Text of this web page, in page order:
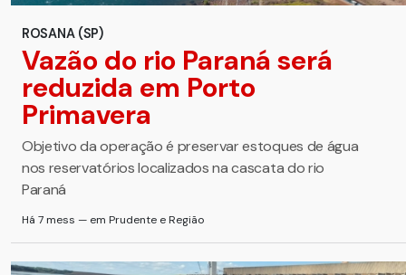
ROSANA (SP)
Vazão do rio Paraná será
reduzida em Porto
Primavera
Objetivo da operação é preservar estoques de água
nos reservatórios localizados na cascata do rio
Paraná
Há 7 mess — em Prudente e Região